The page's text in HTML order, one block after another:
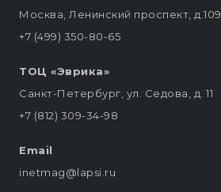
Москва, Ленинский проспект, д.109
+7 (499) 350-80-65
ТОЦ «Эврика»
Санкт-Петербург, ул. Седова, д. 11
+7 (812) 309-34-98
Email
inetmag@lapsi.ru